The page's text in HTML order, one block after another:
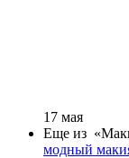
17 мая
Еще из
модный